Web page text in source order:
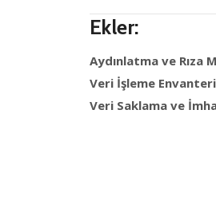
Ekler:
Aydınlatma ve Rıza
Veri İşleme Envanteri
Veri Saklama ve